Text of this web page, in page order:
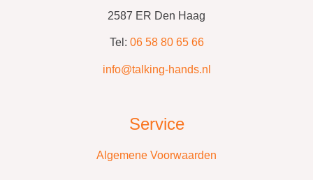
2587 ER Den Haag
Tel: 06 58 80 65 66
info@talking-hands.nl
Service
Algemene Voorwaarden